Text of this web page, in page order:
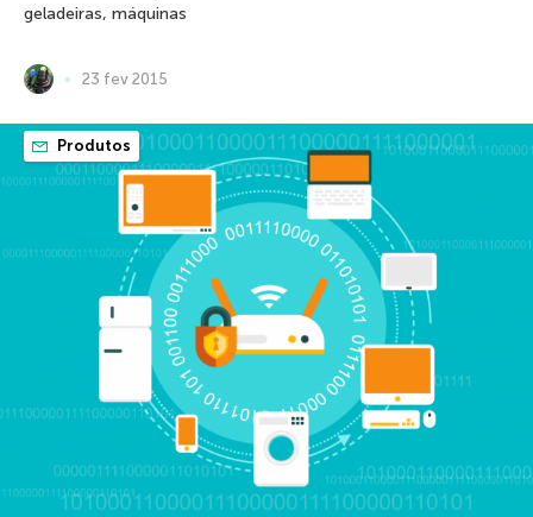
geladeiras, máquinas
23 fev 2015
Produtos